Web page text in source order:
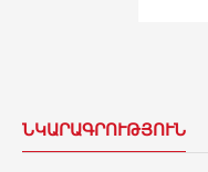
ՆԿԱՐԱԳՐՈՒԹՅՈՒՆ